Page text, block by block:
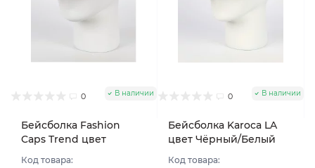
0 В наличии
Бейсболка Fashion
Caps Trend цвет
Код товара:
0 В наличии
Бейсболка Karoca LA
цвет Чёрный/Белый
Код товара: